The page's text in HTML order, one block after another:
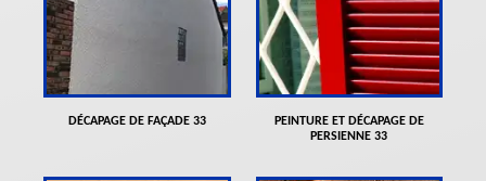
DÉCAPAGE DE FAÇADE 33
PEINTURE ET DÉCAPAGE DE
PERSIENNE 33